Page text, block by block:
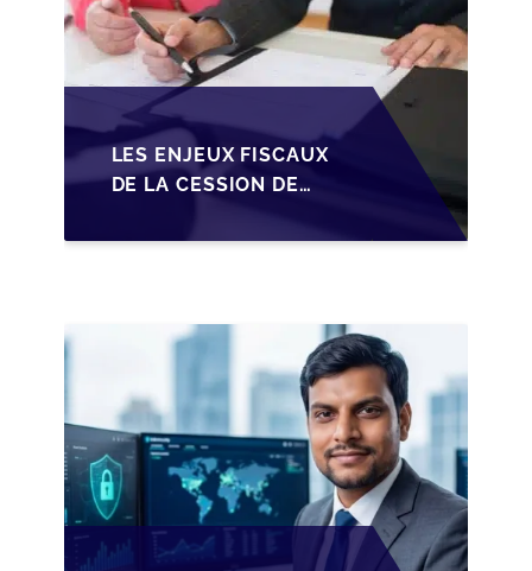
LES ENJEUX FISCAUX
DE LA CESSION DE
LES DIRIGEANTS DE